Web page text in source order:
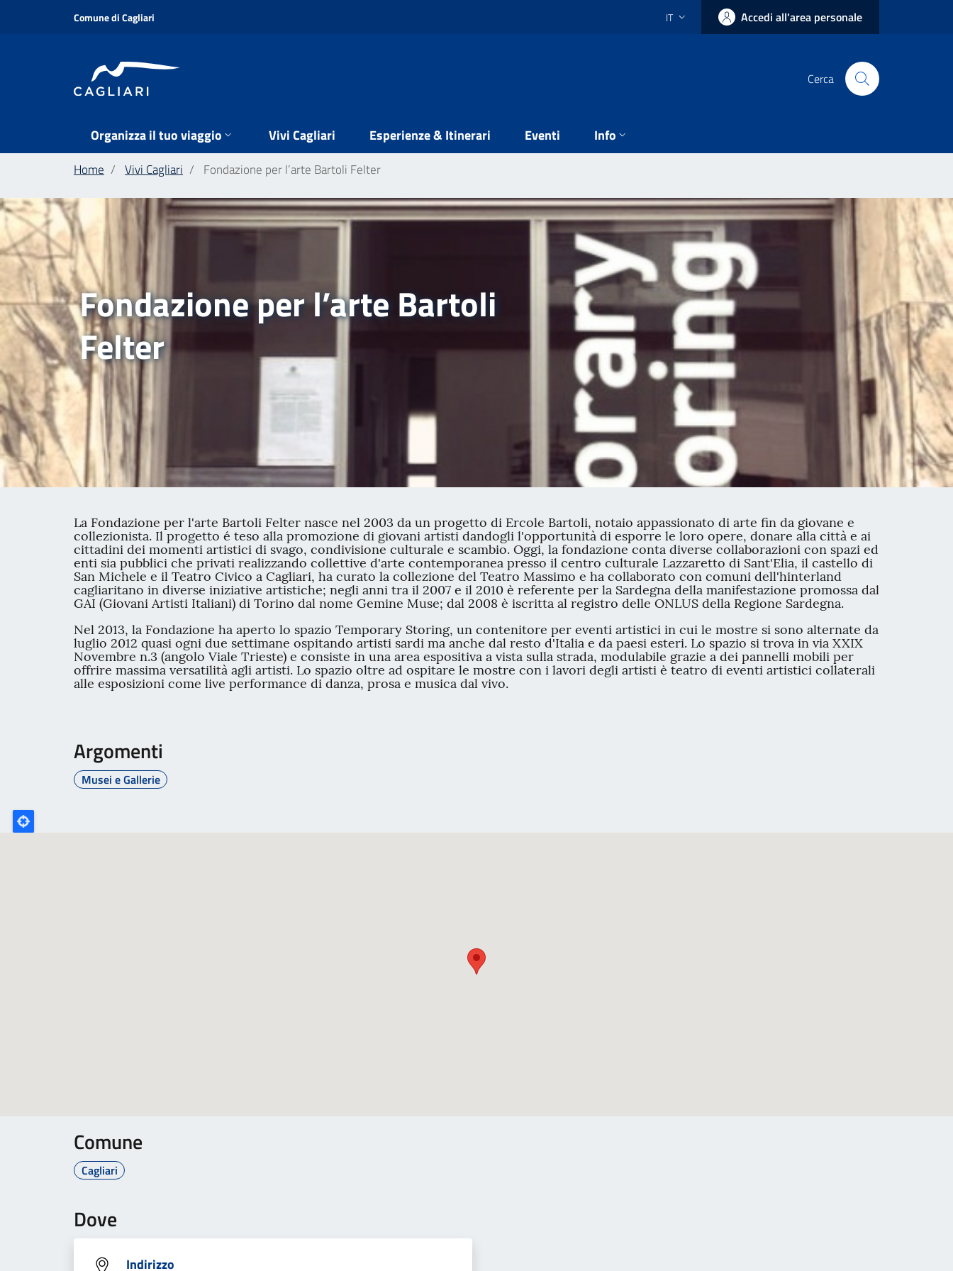
Comune di Cagliari IT Accedi all'area personale
Cerca
Organizza il tuo viaggio Vivi Cagliari Esperienze & Itinerari Eventi Info
Home Vivi Cagliari Fondazione per l’arte Bartoli Felter
Fondazione per l’arte Bartoli
Felter
La Fondazione per l'arte Bartoli Felter nasce nel 2003 da un progetto di Ercole Bartoli, notaio appassionato di arte fin da giovane e
collezionista. Il progetto é teso alla promozione di giovani artisti dandogli l'opportunità di esporre le loro opere, donare alla città e ai
cittadini dei momenti artistici di svago, condivisione culturale e scambio. Oggi, la fondazione conta diverse collaborazioni con spazi ed
enti sia pubblici che privati realizzando collettive d'arte contemporanea presso il centro culturale Lazzaretto di Sant'Elia, il castello di
San Michele e il Teatro Civico a Cagliari, ha curato la collezione del Teatro Massimo e ha collaborato con comuni dell'hinterland
cagliaritano in diverse iniziative artistiche; negli anni tra il 2007 e il 2010 è referente per la Sardegna della manifestazione promossa dal
GAI (Giovani Artisti Italiani) di Torino dal nome Gemine Muse; dal 2008 è iscritta al registro delle ONLUS della Regione Sardegna.
Nel 2013, la Fondazione ha aperto lo spazio Temporary Storing, un contenitore per eventi artistici in cui le mostre si sono alternate da
luglio 2012 quasi ogni due settimane ospitando artisti sardi ma anche dal resto d'Italia e da paesi esteri. Lo spazio si trova in via XXIX
Novembre n.3 (angolo Viale Trieste) e consiste in una area espositiva a vista sulla strada, modulabile grazie a dei pannelli mobili per
offrire massima versatilità agli artisti. Lo spazio oltre ad ospitare le mostre con i lavori degli artisti è teatro di eventi artistici collaterali
alle esposizioni come live performance di danza, prosa e musica dal vivo.
Argomenti
Musei e Gallerie
Poligono
GEO
Comune
Cagliari
Dove
Indirizzo